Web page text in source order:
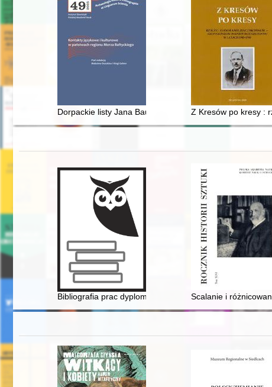
Dorpackie listy Jana Baudouina de Courtenay do Jana
Z Kresów po kresy :
Bibliografia prac dyplomowych napisanych pod
Scalanie i